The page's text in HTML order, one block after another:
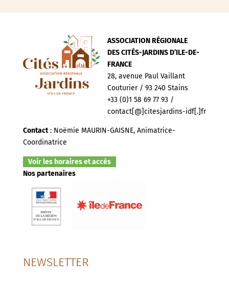
ASSOCIATION RÉGIONALE
DES CITÉS-JARDINS D’ILE-DE-
FRANCE
28, avenue Paul Vaillant
Couturier / 93 240 Stains
+33 (0)1 58 69 77 93 /
contact[@]citesjardins-idf[.]fr
Contact: Noëmie MAURIN-GAISNE, Animatrice-
Coordinatrice
Voir les horaires et accès
Nos partenaires
NEWSLETTER